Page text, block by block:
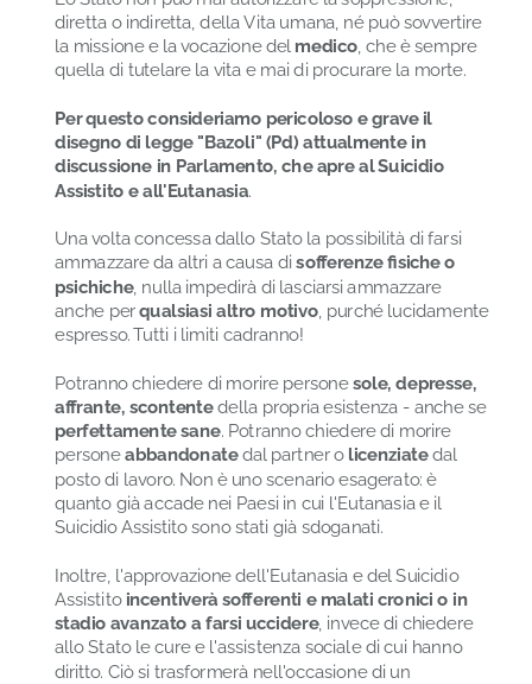
diretta o indiretta, della Vita umana, né può sovvertire
la missione e la vocazione del medico, che è sempre
quella di tutelare la vita e mai di procurare la morte.
Per questo consideriamo pericoloso e grave il
disegno di legge "Bazoli" (Pd) attualmente in
discussione in Parlamento, che apre al Suicidio
Assistito e all'Eutanasia.
Una volta concessa dallo Stato la possibilità di farsi
ammazzare da altri a causa disofferenze fisiche o
psichiche, nulla impedirà di lasciarsi ammazzare
anche perqualsiasi altro motivo, purché lucidamente
espresso. Tutti i limiti cadranno!
Potranno chiedere di morire personesole, depresse,
affrante, scontentedella propria esistenza - anche se
perfettamente sane. Potranno chiedere di morire
personeabbandonatedal partner o licenziatedal
posto di lavoro. Non è uno scenario esagerato: è
quanto già accade nei Paesi in cui l'Eutanasia e il
Suicidio Assistito sono stati già sdoganati.
Inoltre, l'approvazione dell'Eutanasia e del Suicidio
Assistito incentiverà sofferenti e malati cronici o in
stadio avanzato a farsi uccidere, invece di chiedere
allo Stato le cure e l'assistenza sociale di cui hanno
diritto. Ciò si trasformerà nell'occasione di un